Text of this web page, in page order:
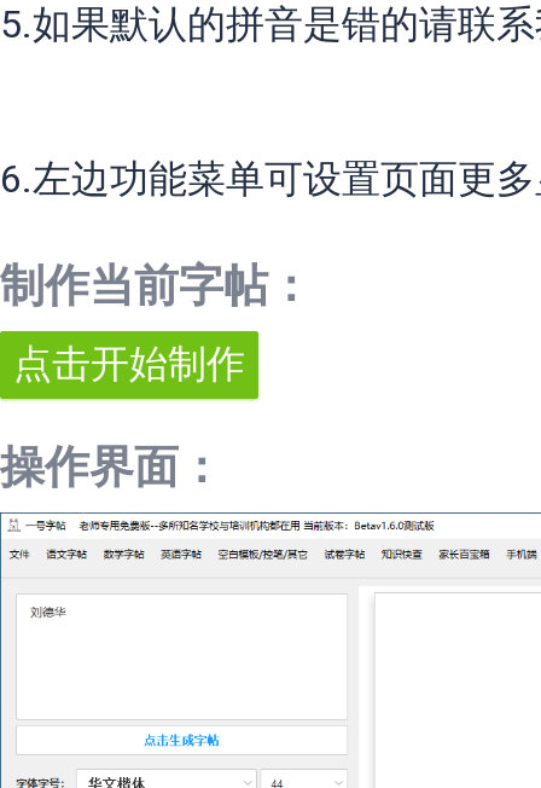
5.如果默认的拼音是错的请联
6.左边功能菜单可设置页面更
制作当前字帖：
操作界面：